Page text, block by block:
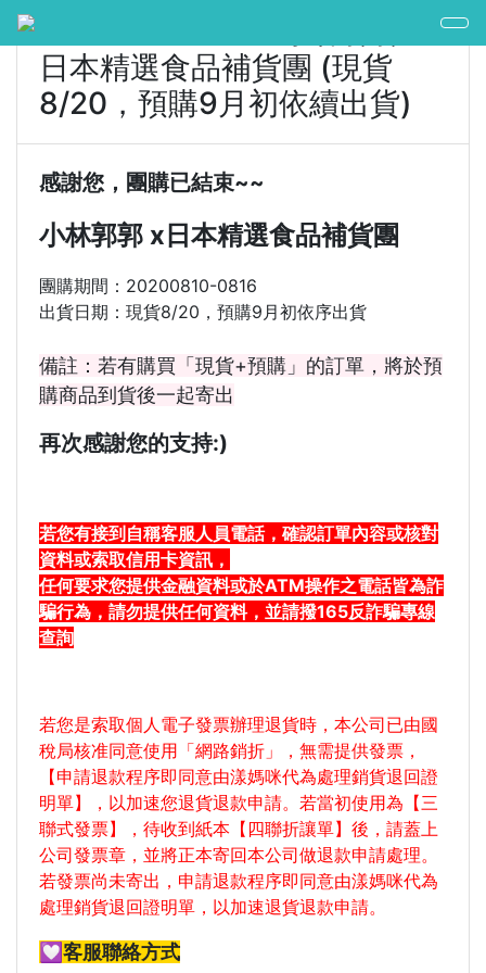
日本精選食品補貨團 (現貨
8/20，預購9月初依續出貨)
感謝您，團購已結束~~
小林郭郭 x日本精選食品補貨團
團購期間：20200810-0816
出貨日期：現貨8/20，預購9月初依序出貨
備註：若有購買「現貨+預購」的訂單，將於預
購商品到貨後一起寄出
再次感謝您的支持:)
若您有接到自稱客服人員電話，確認訂單內容或核對
資料或索取信用卡資訊，
任何要求您提供金融資料或於ATM操作之電話皆為詐
騙行為，請勿提供任何資料，並請撥165反詐騙專線
查詢
若您是索取個人電子發票辦理退貨時，本公司已由國
稅局核准同意使用「網路銷折」，無需提供發票，
【申請退款程序即同意由漾媽咪代為處理銷貨退回證
明單】，以加速您退貨退款申請。若當初使用為【三
聯式發票】，待收到紙本【四聯折讓單】後，請蓋上
公司發票章，並將正本寄回本公司做退款申請處理。
若發票尚未寄出，申請退款程序即同意由漾媽咪代為
處理銷貨退回證明單，以加速退貨退款申請。
💟客服聯絡方式